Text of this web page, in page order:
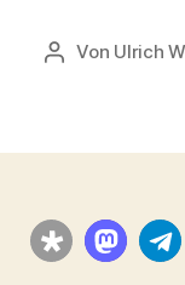
Beitragsautor
Von Ulrich